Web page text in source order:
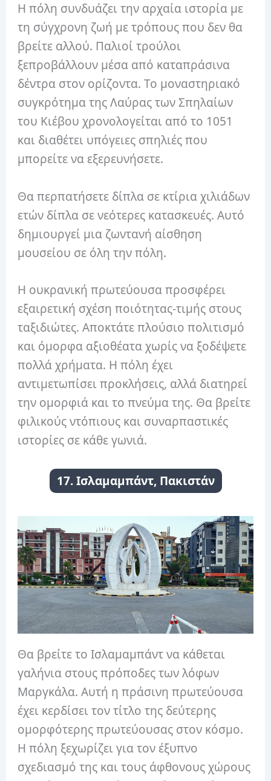
Η πόλη συνδυάζει την αρχαία ιστορία με
τη σύγχρονη ζωή με τρόπους που δεν θα
βρείτε αλλού. Παλιοί τρούλοι
ξεπροβάλλουν μέσα από καταπράσινα
δέντρα στον ορίζοντα. Το μοναστηριακό
συγκρότημα της Λαύρας των Σπηλαίων
του Κιέβου χρονολογείται από το 1051
και διαθέτει υπόγειες σπηλιές που
μπορείτε να εξερευνήσετε.
Θα περπατήσετε δίπλα σε κτίρια χιλιάδων
ετών δίπλα σε νεότερες κατασκευές. Αυτό
δημιουργεί μια ζωντανή αίσθηση
μουσείου σε όλη την πόλη.
Η ουκρανική πρωτεύουσα προσφέρει
εξαιρετική σχέση ποιότητας-τιμής στους
ταξιδιώτες. Αποκτάτε πλούσιο πολιτισμό
και όμορφα αξιοθέατα χωρίς να ξοδέψετε
πολλά χρήματα. Η πόλη έχει
αντιμετωπίσει προκλήσεις, αλλά διατηρεί
την ομορφιά και το πνεύμα της. Θα βρείτε
φιλικούς ντόπιους και συναρπαστικές
ιστορίες σε κάθε γωνιά.
17. Ισλαμαμπάντ, Πακιστάν
Θα βρείτε το Ισλαμαμπάντ να κάθεται
γαλήνια στους πρόποδες των λόφων
Μαργκάλα. Αυτή η πράσινη πρωτεύουσα
έχει κερδίσει τον τίτλο της δεύτερης
ομορφότερης πρωτεύουσας στον κόσμο.
Η πόλη ξεχωρίζει για τον έξυπνο
σχεδιασμό της και τους άφθονους χώρους